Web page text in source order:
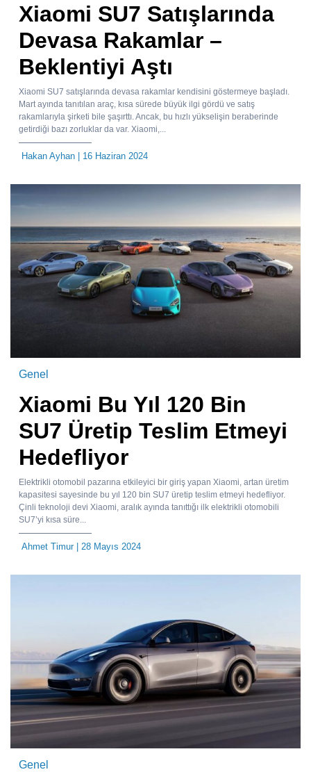
Xiaomi SU7 Satışlarında
Devasa Rakamlar –
Beklentiyi Aştı
Xiaomi SU7 satışlarında devasa rakamlar kendisini göstermeye başladı.
Mart ayında tanıtılan araç, kısa sürede büyük ilgi gördü ve satış
rakamlarıyla şirketi bile şaşırttı. Ancak, bu hızlı yükselişin beraberinde
getirdiği bazı zorluklar da var. Xiaomi,...
Hakan Ayhan | 16 Haziran 2024
Genel
Xiaomi Bu Yıl 120 Bin
SU7 Üretip Teslim Etmeyi
Hedefliyor
Elektrikli otomobil pazarına etkileyici bir giriş yapan Xiaomi, artan üretim
kapasitesi sayesinde bu yıl 120 bin SU7 üretip teslim etmeyi hedefliyor.
Çinli teknoloji devi Xiaomi, aralık ayında tanıttığı ilk elektrikli otomobili
SU7’yi kısa süre...
Ahmet Timur| 28 Mayıs 2024
Genel